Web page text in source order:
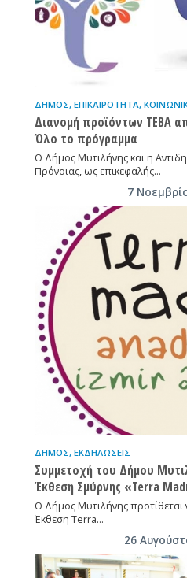
ΔΉΜΟΣ, ΕΠΙΚΑΙΡΌΤΗΤΑ,
Διανομή προϊόντων ΤΕΒΑ
Όλο το πρόγραμμα
Ο Δήμος Μυτιλήνης και η
Πρόνοιας, ως επικεφαλής…
7
ΔΉΜΟΣ, ΕΚΔΗΛΏΣΕΙΣ
Συμμετοχή του Δήμου
Έκθεση Σμύρνης «Terra
Ο Δήμος Μυτιλήνης προτίθεται
Έκθεση Terra…
26